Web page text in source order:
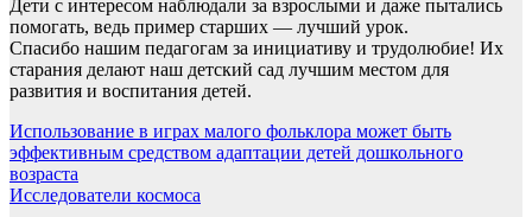
Дети с интересом наблюдали за взрослыми и даже пытались
помогать, ведь пример старших — лучший урок.
Спасибо нашим педагогам за инициативу и трудолюбие! Их
старания делают наш детский сад лучшим местом для
развития и воспитания детей.
Навигация
по
записям
Использование в играх малого фольклора может быть
эффективным средством адаптации детей дошкольного
возраста
Исследователи космоса